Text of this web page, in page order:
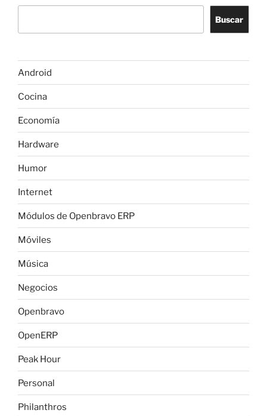
Buscar
Android
Cocina
Economía
Hardware
Humor
Internet
Módulos de Openbravo ERP
Móviles
Música
Negocios
Openbravo
OpenERP
Peak Hour
Personal
Philanthros